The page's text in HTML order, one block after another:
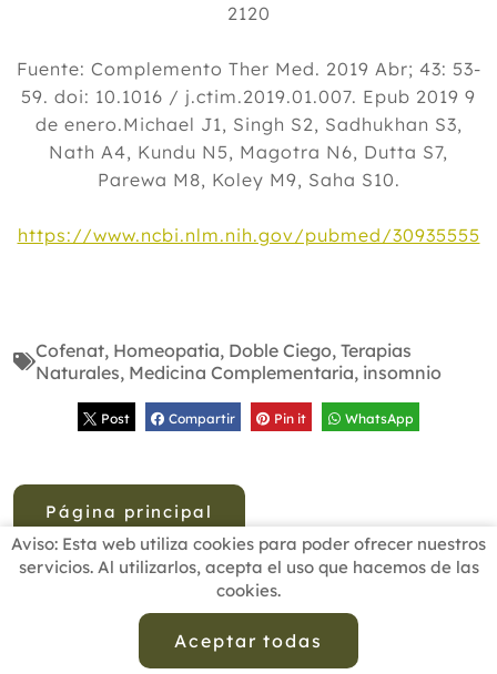
2120
Fuente: Complemento Ther Med. 2019 Abr; 43: 53-
59. doi: 10.1016 / j.ctim.2019.01.007. Epub 2019 9
de enero.Michael J1, Singh S2, Sadhukhan S3,
Nath A4, Kundu N5, Magotra N6, Dutta S7,
Parewa M8, Koley M9, Saha S10.
https://www.ncbi.nlm.nih.gov/pubmed/30935555
Cofenat, Homeopatia, Doble Ciego, Terapias
Naturales, Medicina Complementaria, insomnio
Post Compartir Pin it WhatsApp
Página principal
Aviso: Esta web utiliza cookies para poder ofrecer nuestros
servicios. Al utilizarlos, acepta el uso que hacemos de las
cookies.
Aceptar todas
BUSCADOR PROFESIONALES
ESCUELAS RECOMENDADAS
CONTACTO